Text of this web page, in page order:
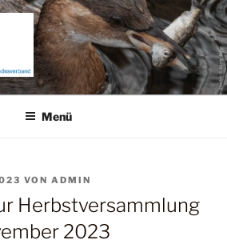
Menü
VON ADMIN
Herbstversammlung
2023